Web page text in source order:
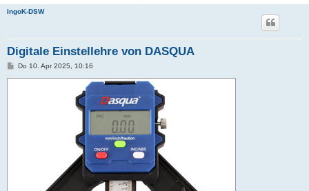
IngoK-DSW
Digitale Einstellehre von DASQUA
BDo 10. Apr 2025, 10:16